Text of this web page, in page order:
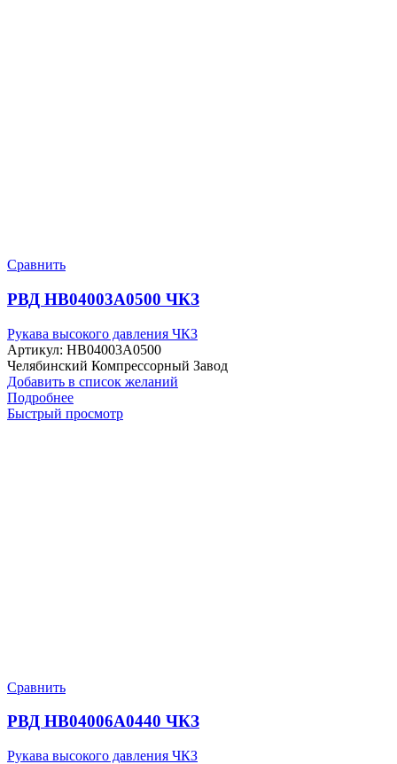
Сравнить
РВД HB04003A0500 ЧКЗ
Рукава высокого давления ЧКЗ
Артикул: HB04003A0500
Челябинский Компрессорный Завод
Добавить в список желаний
Подробнее
Быстрый просмотр
Сравнить
РВД HB04006A0440 ЧКЗ
Рукава высокого давления ЧКЗ